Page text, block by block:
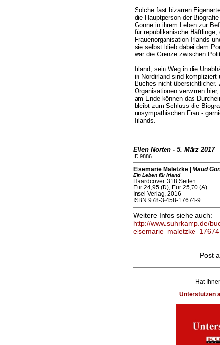
Solche fast bizarren
die Hauptperson der
Gonne in ihrem Leben zur
für republikanische
Frauenorganisation Irlands
sie selbst blieb dabei dem
war die Grenze zwischen
Irland, sein Weg in die
in Nordirland sind kompliziert
Buches nicht übersichtlicher.
Organisationen verwirren
am Ende können das
bleibt zum Schluss die
unsympathischen Frau -
Irlands.
Ellen Norten - 5. März 2017
ID 9886
Elsemarie Maletzke | Maud
Ein Leben für Irland
Haardcover, 318 Seiten
Eur 24,95 (D), Eur 25,70 (A)
Insel Verlag, 2016
ISBN 978-3-458-17674-9
Weitere Infos siehe auch:
http://www.suhrkamp.de/
Post
Hat
Unterstützen